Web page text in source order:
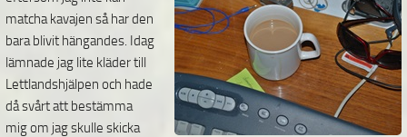
matcha kavajen så har den
bara blivit hängandes. Idag
lämnade jag lite kläder till
Lettlandshjälpen och hade
då svårt att bestämma
mig om jag skulle skicka